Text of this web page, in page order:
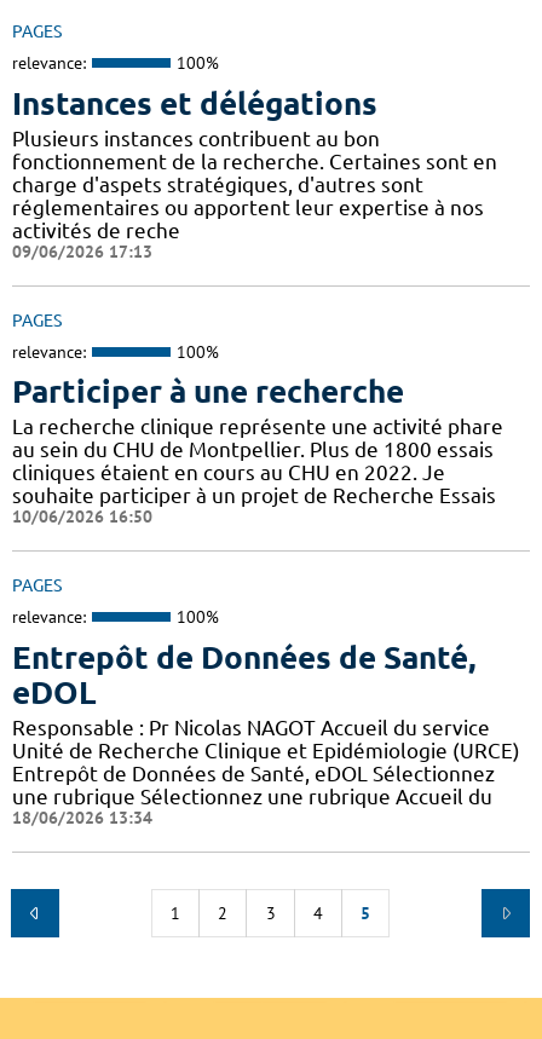
PAGES
relevance: 100%
Instances et délégations
Plusieurs instances contribuent au bon
fonctionnement de la recherche. Certaines sont en
charge d'aspets stratégiques, d'autres sont
réglementaires ou apportent leur expertise à nos
activités de reche
09/06/2026 17:13
PAGES
relevance: 100%
Participer à une recherche
La recherche clinique représente une activité phare
au sein du CHU de Montpellier. Plus de 1800 essais
cliniques étaient en cours au CHU en 2022. Je
souhaite participer à un projet de Recherche Essais
10/06/2026 16:50
PAGES
relevance: 100%
Entrepôt de Données de Santé,
eDOL
Responsable : Pr Nicolas NAGOT Accueil du service
Unité de Recherche Clinique et Epidémiologie (URCE)
Entrepôt de Données de Santé, eDOL Sélectionnez
une rubrique Sélectionnez une rubrique Accueil du
18/06/2026 13:34
1 2 3 4 5